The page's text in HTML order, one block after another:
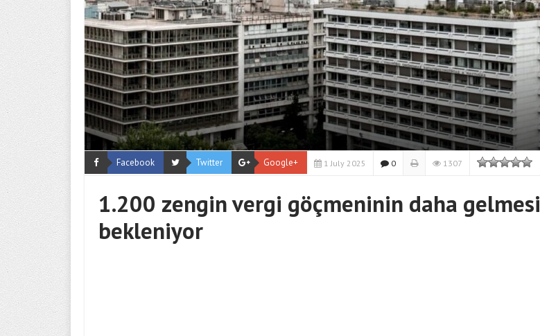
Facebook Twitter Google+ 1 July 2025 0 1307
1.200 zengin vergi göçmeninin daha gelmesi
bekleniyor